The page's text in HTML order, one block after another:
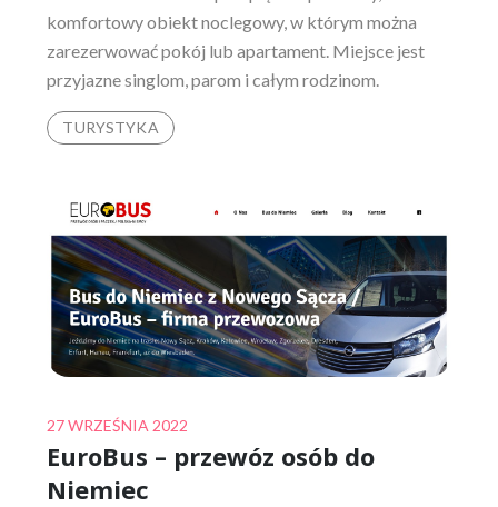
komfortowy obiekt noclegowy, w którym można
zarezerwować pokój lub apartament. Miejsce jest
przyjazne singlom, parom i całym rodzinom.
TURYSTYKA
Posted
on
27 WRZEŚNIA 2022
EuroBus – przewóz osób do
Niemiec